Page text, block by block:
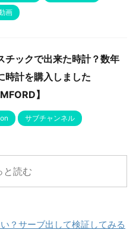
画
チックで出来た時計？数年
時計を購入しました
】
サブチャンネル
と読む
？サーブ出して検証してみる